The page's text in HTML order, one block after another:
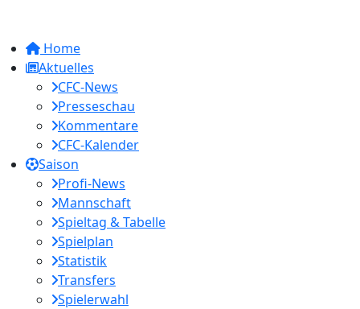
Home
Aktuelles
CFC-News
Presseschau
Kommentare
CFC-Kalender
Saison
Profi-News
Mannschaft
Spieltag & Tabelle
Spielplan
Statistik
Transfers
Spielerwahl